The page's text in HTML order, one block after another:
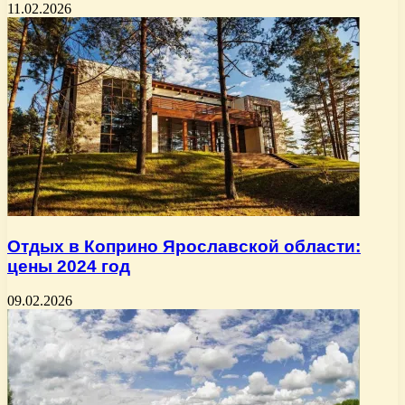
11.02.2026
Отдых в Коприно Ярославской области:
цены 2024 год
09.02.2026